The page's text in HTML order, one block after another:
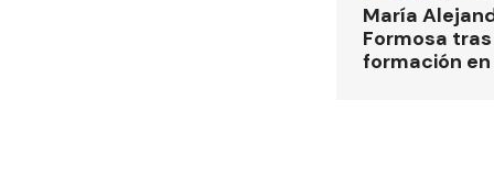
María
Formosa
formación